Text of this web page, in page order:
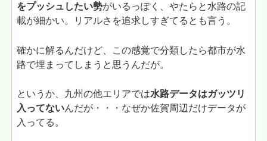
をプッシュしたい勢がいるっぽく、やたらと水路の記
載が細かい。リアルさを追求しすぎてるとも言う。
確かに解るんだけど、この感覚で分類したら都市が水
路で埋まってしまうと思うんだが。
というか、九州の他エリアでは水路データはガッツリ
入ってないんだが・・・なぜか佐賀周辺だけデータが
入ってる。